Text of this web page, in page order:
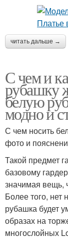
читать дальше →
С чем и
рубашку
белую
модно и
С чем носить
фото и
Такой предмет
базовому
значимая вещь,
Более того, нет
рубашка будет
образах на
многослойных